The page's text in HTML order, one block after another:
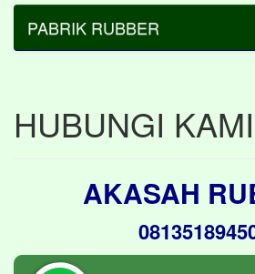
PABRIK RUBBER
HUBUNGI KAMI
AKASAH